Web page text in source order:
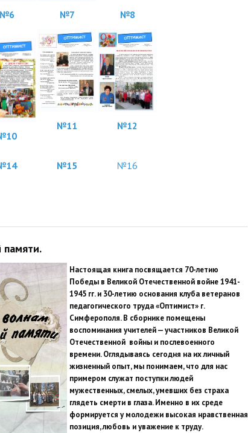
№6 №7 №8
№11 №12
№15
№16
Настоящая книга посвящается 70-летию
Победы в Великой Отечественной войне 1941-
1945 гг. и 30-летию основания клуба ветеранов
педагогического труда «Оптимист» г.
Симферополя. В сборнике помещены
воспоминания учителей — участников Великой
Отечественной войны и послевоенного
времени. Оглядываясь сегодня на их личный
жизненный опыт, мы понимаем, что для нас
примером служат поступки людей
мужественных, смелых, умевших без страха
глядеть смерти в глаза. Именно в их среде
формируется у молодежи высокая нравственная
позиция, любовь и уважение к труду.